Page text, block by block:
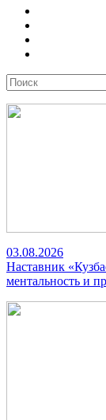
03.08.2026
Наставник
ментальность и